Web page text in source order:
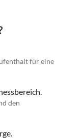
für eine
den